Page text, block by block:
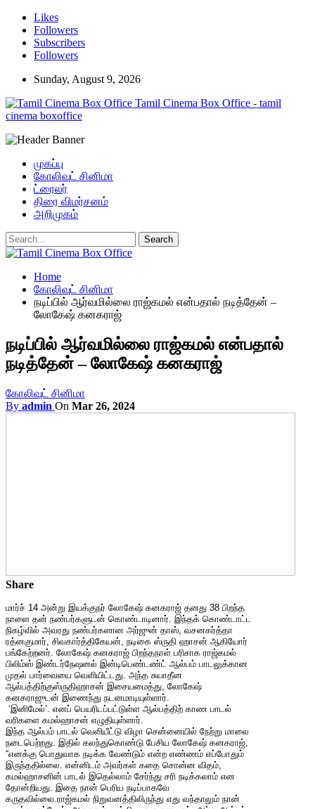
Likes
Followers
Subscribers
Followers
Sunday, August 9, 2026
Tamil Cinema Box Office - tamil
cinema boxoffice
முகப்பு
கோலிவுட் சினிமா
ட்ரைலர்
திரை விமர்சனம்
அறிமுகம்
Home
கோலிவுட் சினிமா
நடிப்பில் ஆர்வமில்லை ராஜ்கமல் என்பதால் நடித்தேன் –
லோகேஷ் கனகராஜ்
நடிப்பில் ஆர்வமில்லை ராஜ்கமல் என்பதால்
நடித்தேன் – லோகேஷ் கனகராஜ்
கோலிவுட் சினிமா
By admin On Mar 26, 2024
Share
மார்ச் 14 அன்று இயக்குநர் லோகேஷ் கனகராஜ் தனது 38 பிறந்த
நாளை தன் நண்பர்களுடன் கொண்டாடினார். இந்தக் கொண்டாட்ட
நிகழ்வில் அவரது நண்பர்களான அர்ஜுன் தாஸ், வசனகர்த்தா
ரத்னகுமார், சிவகார்த்திகேயன், நடிகை ஸ்ருதி ஹாசன் ஆகியோர்
பங்கேற்றனர். லோகேஷ் கனகராஜ் பிறந்தநாள் பரிசாக ராஜ்கமல்
பிலிம்ஸ் இண்டர்நேஷனல் இன்டிபெண்டண்ட் ஆல்பம் பாடலுக்கான
முதல் பார்வையை வெளியிட்டது. அந்த சுயாதீன
ஆல்பத்திற்குஸ்ருதிஹாசன் இசையமைத்து, லோகேஷ்
கனகராஜுடன் இணைந்து நடனமாடியுள்ளார்.
‘இனிமேல்’. எனப் பெயரிடப்பட்டுள்ள ஆல்பத்திற் காண பாடல்
வரிகளை கமல்ஹாசன் எழுதியுள்ளார்.
இந்த ஆல்பம் பாடல் வெளியீட்டு விழா சென்னையில் நேற்று மாலை
நடைபெற்றது. இதில் கலந்துகொண்டு பேசிய லோகேஷ் கனகராஜ்,
“எனக்கு பொதுவாக நடிக்க வேண்டும் என்ற எண்ணம் எப்போதும்
இருந்ததில்லை. என்னிடம் அவர்கள் கதை சொன்ன விதம்,
கமல்ஹாசனின் பாடல் இதெல்லாம் சேர்ந்து சரி நடிக்கலாம் என
தோன்றியது. இதை நான் பெரிய நடிப்பாகவே
கருதவில்லை.ராஜ்கமல் நிறுவனத்திலிருந்து எது வந்தாலும் நான்